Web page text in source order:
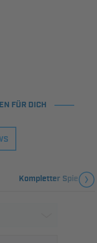
FÜR DICH
Kompletter Spielplan